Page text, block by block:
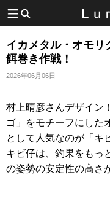
イカメタル・オモリ
餌巻き作戦！
2026年06月06日
村上晴彦さんデザイン
ゴ」をモチーフにした
として人気なのが「キ
キビ仔は、釣果をもっ
の姿勢の安定性の高さ